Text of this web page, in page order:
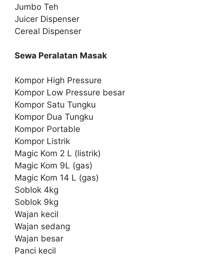
Jumbo Teh
Juicer Dispenser
Cereal Dispenser
Sewa Peralatan Masak
Kompor High Pressure
Kompor Low Pressure besar
Kompor Satu Tungku
Kompor Dua Tungku
Kompor Portable
Kompor Listrik
Magic Kom 2 L (listrik)
Magic Kom 9L (gas)
Magic Kom 14 L (gas)
Soblok 4kg
Soblok 9kg
Wajan kecil
Wajan sedang
Wajan besar
Panci kecil